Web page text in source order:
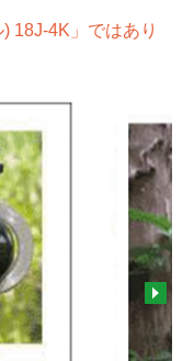
18J-4K」ではあり